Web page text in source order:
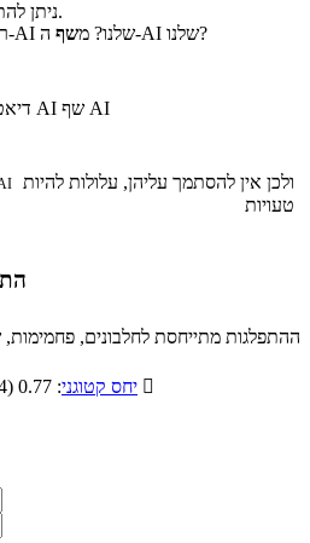
ניתן להתייעץ ולקבל משוב על המתכון.
ה-AI שלנו? משף ה-AI שלנו?
דיאטנית AI שף AI
טעויות
ההתפלגות מתייחסת לחלבונים, פחמימות,
יחס קטוגני 